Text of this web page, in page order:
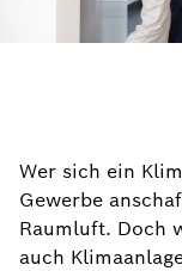
Wer sich ein
Gewerbe
Raumluft. Doch
auch